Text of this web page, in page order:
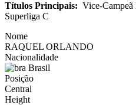
Títulos Principais: Vice-Campeã
Superliga C
Nome
RAQUEL ORLANDO
Nacionalidade
Brasil
Posição
Central
Height